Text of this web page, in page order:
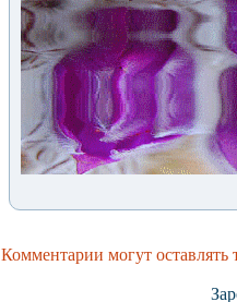
Комментарии могут оставлять